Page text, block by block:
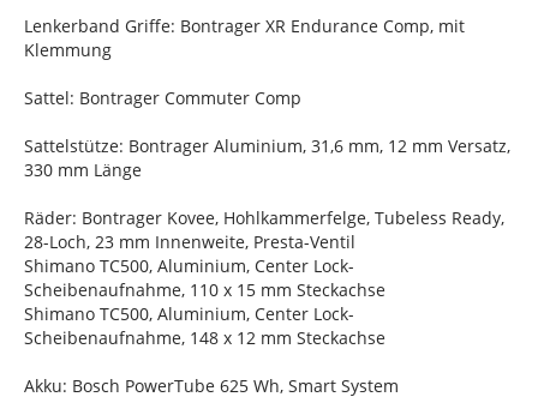
Lenkerband Griffe: Bontrager XR Endurance Comp, mit
Klemmung
Sattel: Bontrager Commuter Comp
Sattelstütze: Bontrager Aluminium, 31,6 mm, 12 mm Versatz,
330 mm Länge
Räder: Bontrager Kovee, Hohlkammerfelge, Tubeless Ready,
28-Loch, 23 mm Innenweite, Presta-Ventil
Shimano TC500, Aluminium, Center Lock-
Scheibenaufnahme, 110 x 15 mm Steckachse
Shimano TC500, Aluminium, Center Lock-
Scheibenaufnahme, 148 x 12 mm Steckachse
Akku: Bosch PowerTube 625 Wh, Smart System